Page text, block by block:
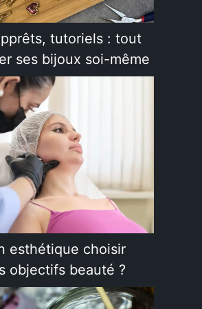
tutoriels : tout
ses bijoux soi-même
esthétique choisir
objectifs beauté ?